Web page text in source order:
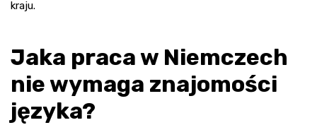
kraju.
Jaka praca w Niemczech
nie wymaga znajomości
języka?